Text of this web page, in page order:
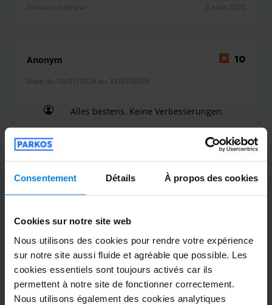
Consentement Détails À propos des cookies
Cookies sur notre site web
Nous utilisons des cookies pour rendre votre expérience
sur notre site aussi fluide et agréable que possible. Les
cookies essentiels sont toujours activés car ils
permettent à notre site de fonctionner correctement.
Nous utilisons également des cookies analytiques
Voiturier intérieur 2 août 2026
Anonym 10
Garé du 10/07/2026 au 31/07/2026
Alles bestens. Keine Verbesserungen.
Alles bestens. Keine Verbesserungen.
Voiturier intérieur
Yasemin Pilz 2
Garé du 25/07/2026 au 31/07/2026
Ich bewerte ungern negativ aber muss